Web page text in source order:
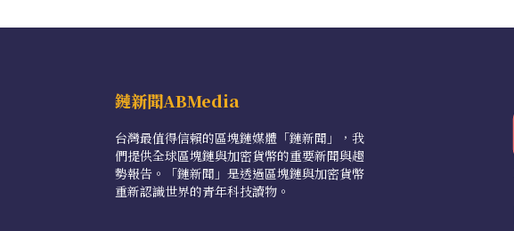
鏈新聞ABMedia
台灣最值得信賴的區塊鏈媒體「鏈新聞」，我
們提供全球區塊鏈與加密貨幣的重要新聞與趨
勢報告。「鏈新聞」是透過區塊鏈與加密貨幣
重新認識世界的青年科技讀物。